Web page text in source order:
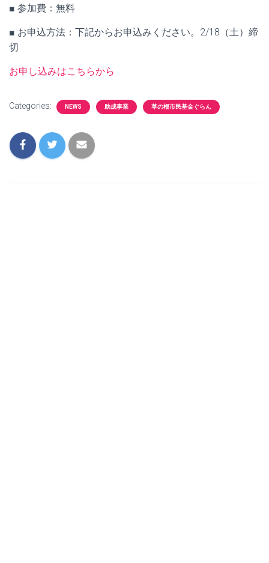
■ 参加費：無料
■ お申込方法：下記からお申込みください。2/18（土）締
切
お申し込みはこちらから
Categories: NEWS 助成事業 草の根市民基金ぐらん